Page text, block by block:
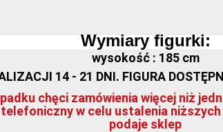
Wymiary figurki:
wysokość : 185 cm
14 - 21 DNI. FIGURA
chęci zamówienia więcej niż
w celu ustalenia
podaje sklep